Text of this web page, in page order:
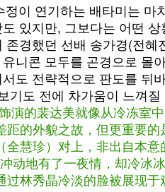
정이 연기하는 배타미는
있지만, 그보다는 어떤
경했던 선배 송가경(전
니콘 모두를 곤경으로
도 전략적으로 판도를
기도 전에 차가움이 느껴
演的裴达美就像从冷冻室
的外貌之故，但更重要
慧珍）对上，非出自本
动地有了一夜情，却冷冰
林秀晶冷淡的脸被展现